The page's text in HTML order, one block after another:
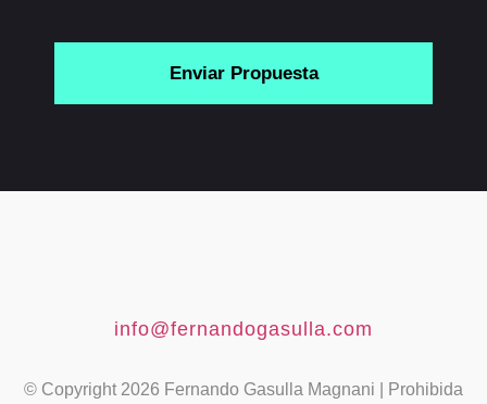
Enviar Propuesta
info@fernandogasulla.com
© Copyright 2026 Fernando Gasulla Magnani | Prohibida